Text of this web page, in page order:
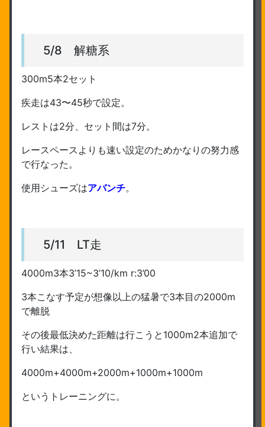
5/8 解糖系
300m5本2セット
疾走は43〜45秒で設定。
レストは2分、セット間は7分。
レースペースよりも速い設定のためかなりの努力感
で行なった。
使用シューズはアバンチ。
5/11 LT走
4000m3本3’15~3’10/km r:3’00
3本こなす予定が想像以上の猛暑で3本目の2000m
で離脱
その後最低決めた距離は行こうと1000m2本追加で
行い結果は、
4000m+4000m+2000m+1000m+1000m
というトレーニングに。